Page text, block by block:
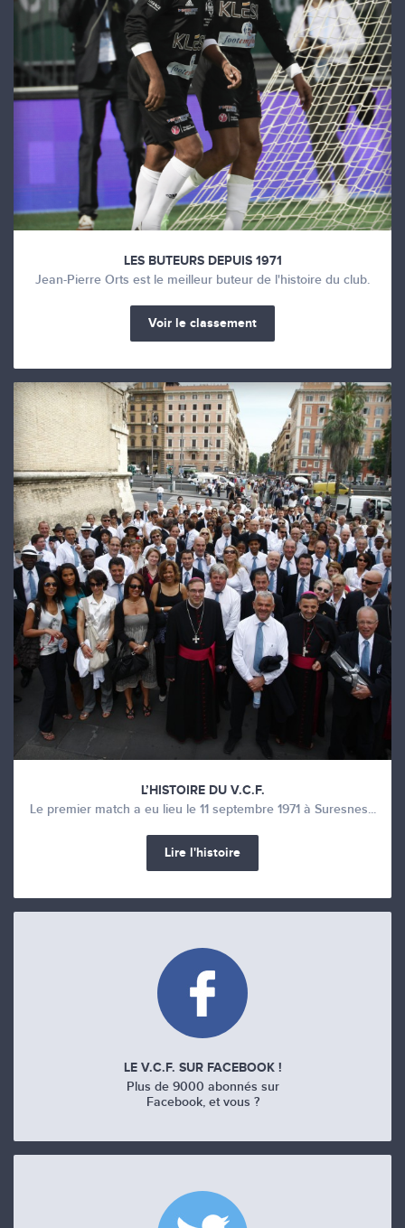
LES BUTEURS DEPUIS 1971
Jean-Pierre Orts est le meilleur buteur de l'histoire du club.
Voir le classement
L’HISTOIRE DU V.C.F.
Le premier match a eu lieu le 11 septembre 1971 à Suresnes...
Lire l'histoire
LE V.C.F. SUR FACEBOOK !
Plus de 9000 abonnés sur
Facebook, et vous ?